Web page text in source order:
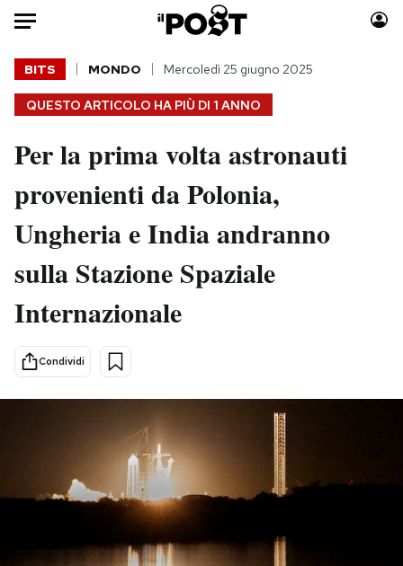
Auto
HOME
Italia
Politica
Tecnologia
Internet
Scienza
Sport
Moda
Consumismi
Storie/Idee
Media
NEWSLETTER
I MIEI PREFERITI
QUESTO ARTICOLO HA PIÙ DI 1 ANNO
BITS MONDO Mercoledì 25 giugno 2025
Per la prima volta astronauti
provenienti da Polonia,
Ungheria e India andranno
sulla Stazione Spaziale
Internazionale
Condividi